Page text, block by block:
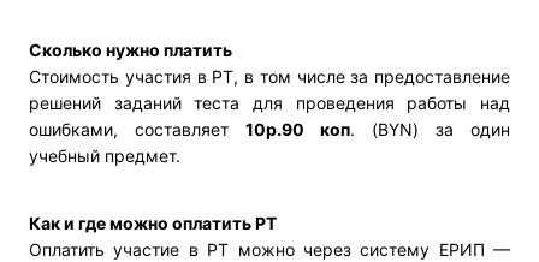
Сколько нужно платить
Стоимость участия в РТ, в том числе за предоставление
решений заданий теста для проведения работы над
ошибками, составляет 10р.90 коп. (BYN) за один
учебный предмет.
Как и где можно оплатить РТ
Оплатить участие в РТ можно через систему ЕРИП —